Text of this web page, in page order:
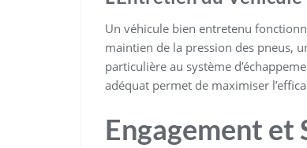
Un véhicule bien entretenu
maintien de la pression des pneus,
particulière au système
adéquat permet de maximiser
Engagement